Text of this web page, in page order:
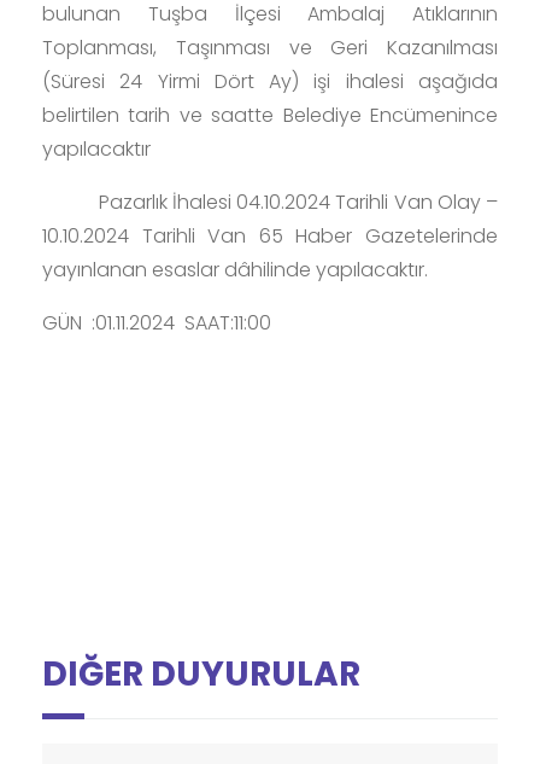
bulunan Tuşba İlçesi Ambalaj Atıklarının
Toplanması, Taşınması ve Geri Kazanılması
(Süresi 24 Yirmi Dört Ay) işi ihalesi aşağıda
belirtilen tarih ve saatte Belediye Encümenince
yapılacaktır
Pazarlık İhalesi 04.10.2024 Tarihli Van Olay –
10.10.2024 Tarihli Van 65 Haber Gazetelerinde
yayınlanan esaslar dâhilinde yapılacaktır.
GÜN :01.11.2024 SAAT:11:00
DIĞER DUYURULAR